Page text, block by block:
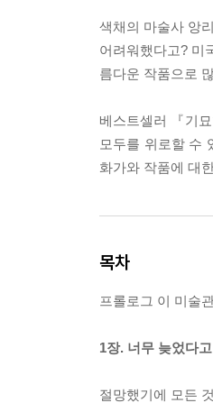
색채의 마술사 앙
어려워했다고? 미
름다운 작품으로
베스트셀러 『기
모두를 위로할 수
화가와 작품에 대
목차
프롤로그 이 미술
1장. 너무 늦었다
절망했기에 모든